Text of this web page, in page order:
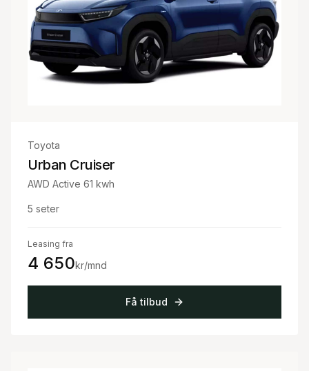
Toyota
Urban Cruiser
AWD Active 61 kwh
5 seter
Leasing fra
4 650kr/mnd
Få tilbud